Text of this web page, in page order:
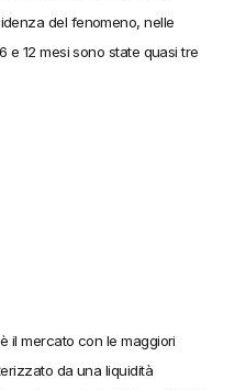
del fenomeno, nelle
e 12 mesi sono state quasi tre
il mercato con le maggiori
da una liquidità